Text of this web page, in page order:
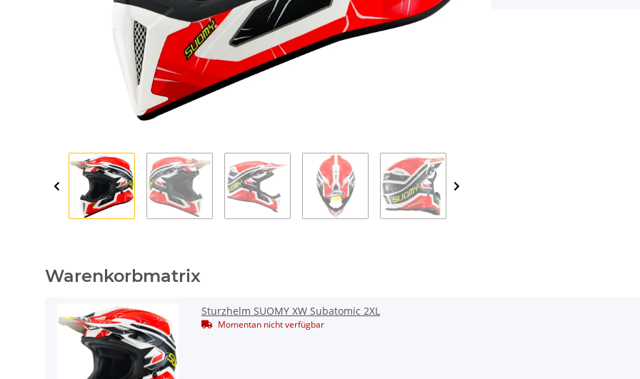
Warenkorbmatrix
Sturzhelm SUOMY XW Subatomic 2XL
Momentan nicht verfügbar